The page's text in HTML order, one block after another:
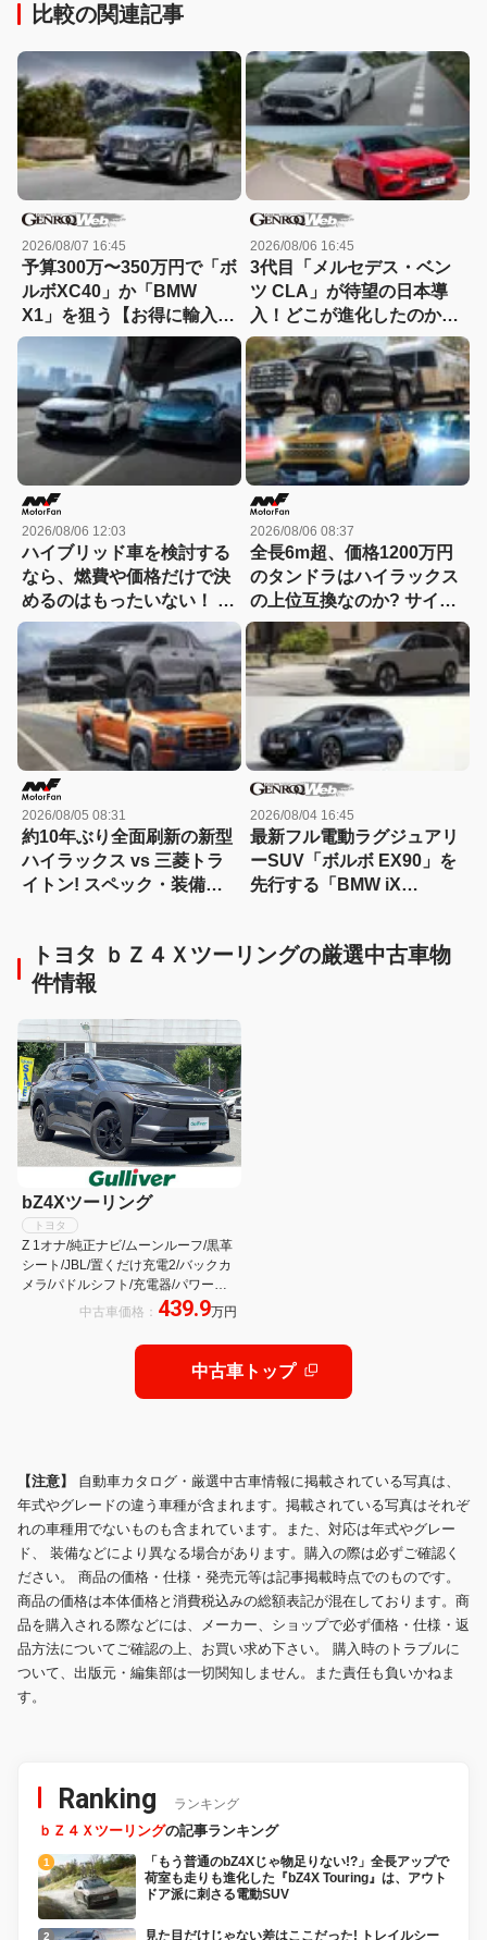
比較の関連記事
2026/08/07 16:45
予算300万〜350万円で「ボ
ルボXC40」か「BMW
X1」を狙う【お得に輸入中
古車を選ぶなら：11】
2026/08/06 16:45
3代目「メルセデス・ベン
ツ CLA」が待望の日本導
入！どこが進化したのか先
代とエンジン車同士で比較
2026/08/06 12:03
ハイブリッド車を検討する
なら、燃費や価格だけで決
めるのはもったいない！ ト
ヨタとホンダでハイブリッ
ド車の「走りの個性」が異
なるのには理由があった
2026/08/06 08:37
全長6m超、価格1200万円
のタンドラはハイラックス
の上位互換なのか? サイ
ズ・装備・走り・価格を徹
底比較して分かった決定的
な違い 【新型ハイラックス
徹底比較】
2026/08/05 08:31
約10年ぶり全面刷新の新型
ハイラックス vs 三菱トラ
イトン! スペック・装備・
イラックス 徹底比較】
2026/08/04 16:45
最新フル電動ラグジュアリ
ーSUV「ボルボ EX90」を
先行する「BMW iX
トヨタ ｂＺ４Ｘツーリングの厳選中古車物
件情報
bZ4Xツーリング
トヨタ
Z 1オナ/純正ナビ/ムーンルーフ/黒革
シート/JBL/置くだけ充電2/バックカ
メラ/パドルシフト/充電器/パワーバ
ックドア/デジタルインナーミラー/ル
中古車価格： 439.9万円
中古車トップ
【注意】 自動車カタログ・厳選中古車情報に掲載されている写真は、
年式やグレードの違う車種が含まれます。掲載されている写真はそれぞ
れの車種用でないものも含まれています。また、対応は年式やグレー
ド、 装備などにより異なる場合があります。購入の際は必ずご確認く
ださい。 商品の価格・仕様・発売元等は記事掲載時点でのものです。
商品の価格は本体価格と消費税込みの総額表記が混在しております。商
品を購入される際などには、メーカー、ショップで必ず価格・仕様・返
品方法についてご確認の上、お買い求め下さい。 購入時のトラブルに
ついて、出版元・編集部は一切関知しません。また責任も負いかねま
す。
Ranking ランキング
ｂＺ４Ｘツーリングの記事ランキング
「もう普通のbZ4Xじゃ物足りない!?」全長アップで
荷室も走りも進化した『bZ4X Touring』は、アウト
ドア派に刺さる電動SUV
見た目だけじゃない差はここだった! トレイルシー